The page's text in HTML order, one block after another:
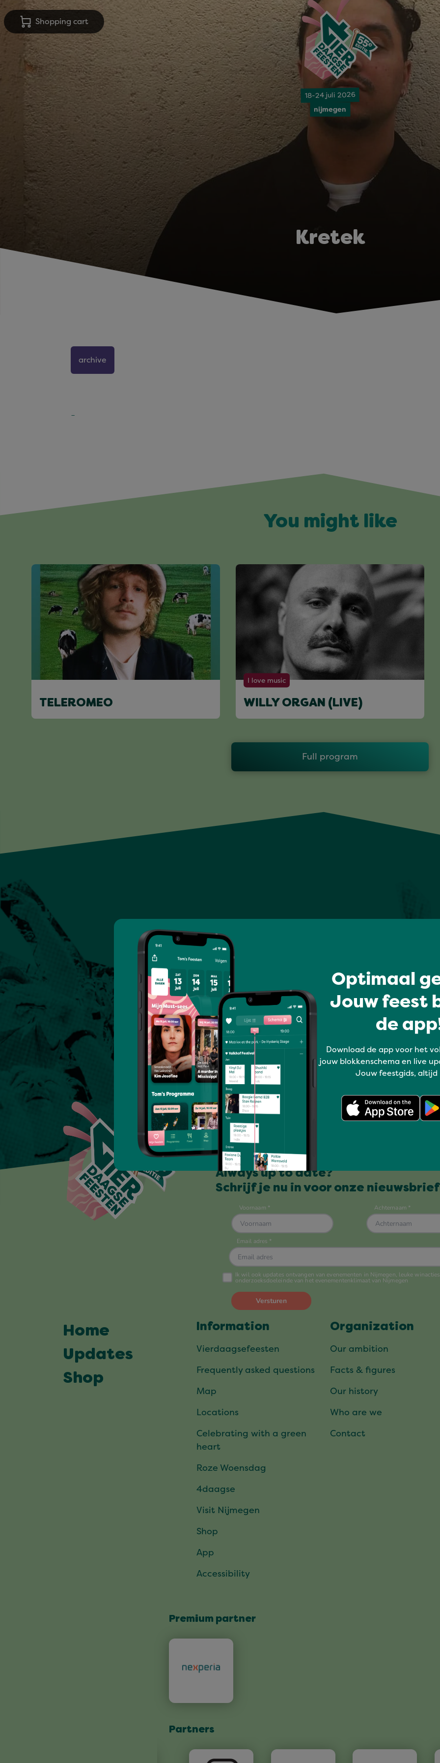
Shopping cart
18-24 juli 2026
nijmegen
Kretek
archive
-
You might like
TELEROMEO
I love music
WILLY ORGAN (LIVE)
Full program
Optimaal
Jouw feest
de
Download de app voor het
jouw blokkenschema en live
Jouw feestgids, altijd
Always up to date?
Schrijf je nu in voor onze
Home
Updates
Shop
Information
Vierdaagsefeesten
Frequently asked questions
Map
Locations
Celebrating with a green
heart
Roze Woensdag
4daagse
Visit Nijmegen
Shop
App
Accessibility
Organization
Our ambition
Facts & figures
Our history
Who are we
Contact
Premium partner
Partners